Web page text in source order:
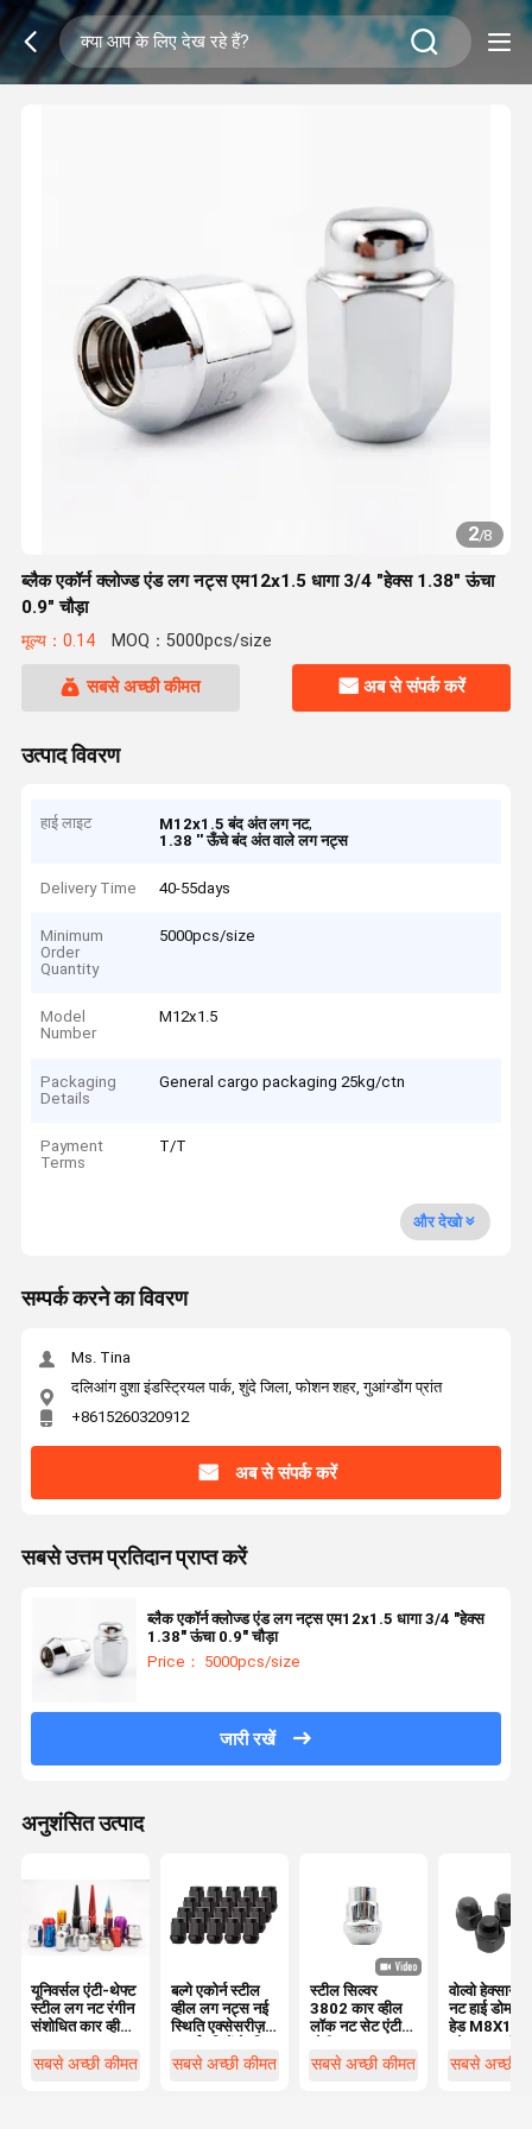
2/8
ब्लैक एकॉर्न क्लोज्ड एंड लग नट्स एम12x1.5 धागा 3/4 "हेक्स 1.38" ऊंचा
0.9" चौड़ा
मूल्य：0.14 MOQ：5000pcs/size
सबसे अच्छी कीमत अब से संपर्क करें
उत्पाद विवरण
हाई लाइट M12x1.5 बंद अंत लग नट,
1.38 ′′ ऊँचे बंद अंत वाले लग नट्स
Delivery Time 40-55days
Minimum
Order
Quantity
5000pcs/size
Model
Number
M12x1.5
Packaging
Details
General cargo packaging 25kg/ctn
Payment
Terms
T/T
और देखो
सम्पर्क करने का विवरण
Ms. Tina
दलिआंग वुशा इंडस्ट्रियल पार्क, शुंदे जिला, फोशन शहर, गुआंग्डोंग प्रांत
+8615260320912
अब से संपर्क करें
सबसे उत्तम प्रतिदान प्राप्त करें
ब्लैक एकॉर्न क्लोज्ड एंड लग नट्स एम12x1.5 धागा 3/4 "हेक्स
1.38" ऊंचा 0.9" चौड़ा
Price： 5000pcs/size
जारी रखें
अनुशंसित उत्पाद
यूनिवर्सल एंटी-थेफ्ट
स्टील लग नट रंगीन
संशोधित कार व्हील
सबसे अच्छी कीमत
बल्गे एकोर्न स्टील
व्हील लग नट्स नई
स्थिति एक्सेसरीज़
सबसे अच्छी कीमत
स्टील सिल्वर
3802 कार व्हील
लॉक नट सेट एंटी-
7/16-20 फाइन
सबसे अच्छी कीमत
वोल्वो
नट हाई डोम/
हेड
ऑक्सीडेटेड
सबसे अच्छी